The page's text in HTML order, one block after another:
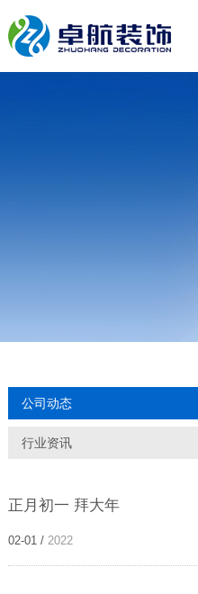
公司动态
行业资讯
正月初一 拜大年
02-01 / 2022